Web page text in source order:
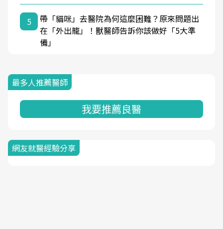
5
帶「貓咪」去醫院為何這麼困難？原來問題出
在「外出籠」！獸醫師告訴你該做好「5大準
備」
最多人推薦醫師
我要推薦良醫
網友就醫經驗分享